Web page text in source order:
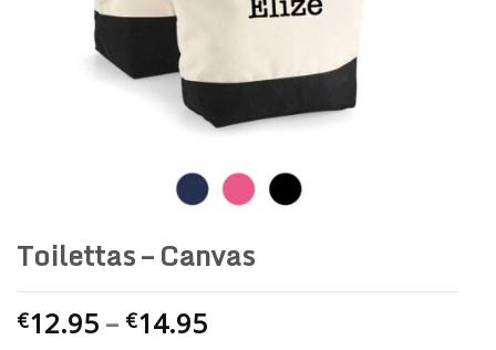
Toilettas – Canvas
€12.95 – €14.95